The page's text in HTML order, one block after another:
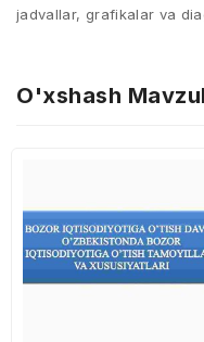
jadvallar, grafikalar va
O'xshash